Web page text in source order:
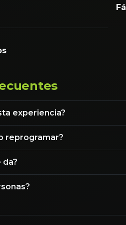
experiencia?
reprogramar?
da?